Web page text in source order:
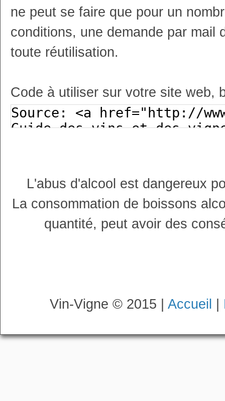
ne peut se faire que pour un
conditions, une demande par mail
toute réutilisation.
Code à utiliser sur votre site web,
L'abus d'alcool est dangereux
La consommation de boissons
quantité, peut avoir des
Vin-Vigne © 2015 | Accueil